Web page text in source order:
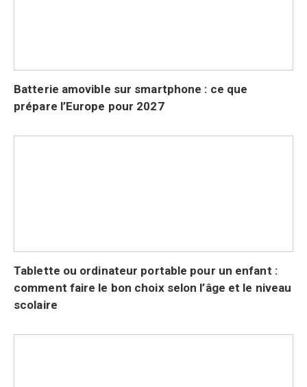
Batterie amovible sur smartphone : ce que
prépare l’Europe pour 2027
Tablette ou ordinateur portable pour un enfant :
comment faire le bon choix selon l’âge et le niveau
scolaire